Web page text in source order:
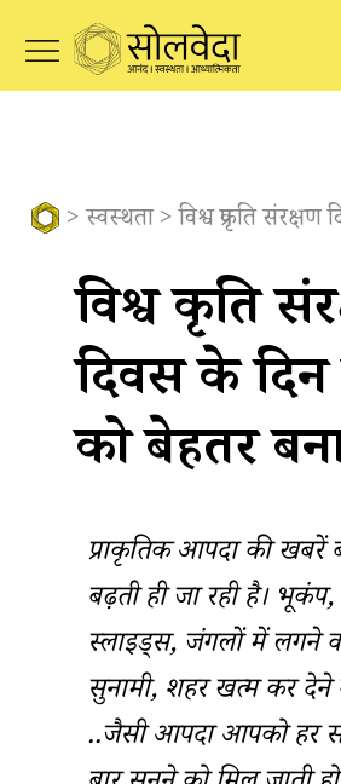
>स्वस्थता> विश्व प्रकृति संरक्षण दिवस के दिन
विश्व प्रकृति
दिवस के दिन
को बेहतर
प्राकृतिक आपदा की खबरें
बढ़ती ही जा रही है।
स्लाइड्स, जंगलों में लगने
सुनामी, शहर खत्म कर देने
..जैसी आपदा आपको हर